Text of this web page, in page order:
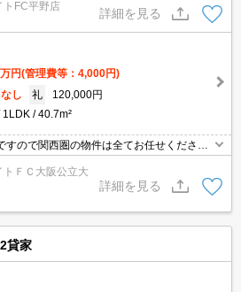
はクレジット決済が可能ですので安心して
トFC平野店
詳細を見る
万円(管理費等：4,000円)
なし 礼
120,000円
1LDK 40.7m²
すので関西圏の物件は全てお任せくださ
当店までお気軽にお問い合わせくださいま
はクレジット決済が可能ですので安心して
ＦＣ大阪公立大
詳細を見る
貸家